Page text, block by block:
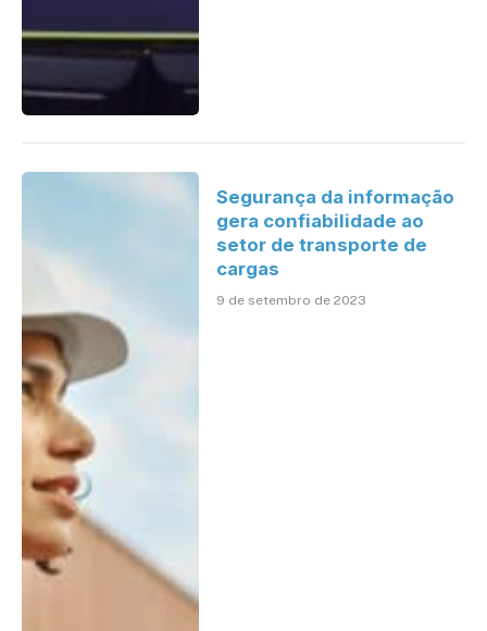
Segurança da informação
gera confiabilidade ao
setor de transporte de
cargas
9 de setembro de 2023